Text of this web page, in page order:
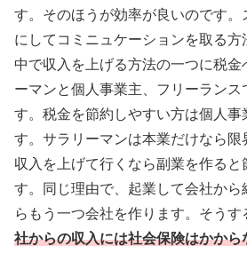
す。そのほうが効率が良いのです
にしてコミニュケーションを取る
中で収入を上げる方法の一つに税金
ーマンと個人事業主、フリーランス
す。税金を節約しやすい方は個人
す。サラリーマンは本業だけなら限
収入を上げて行くなら副業を作ると
す。同じ理由で、起業して会社から
らもう一つ会社を作ります。そうす
社からの収入には社会保険はかから